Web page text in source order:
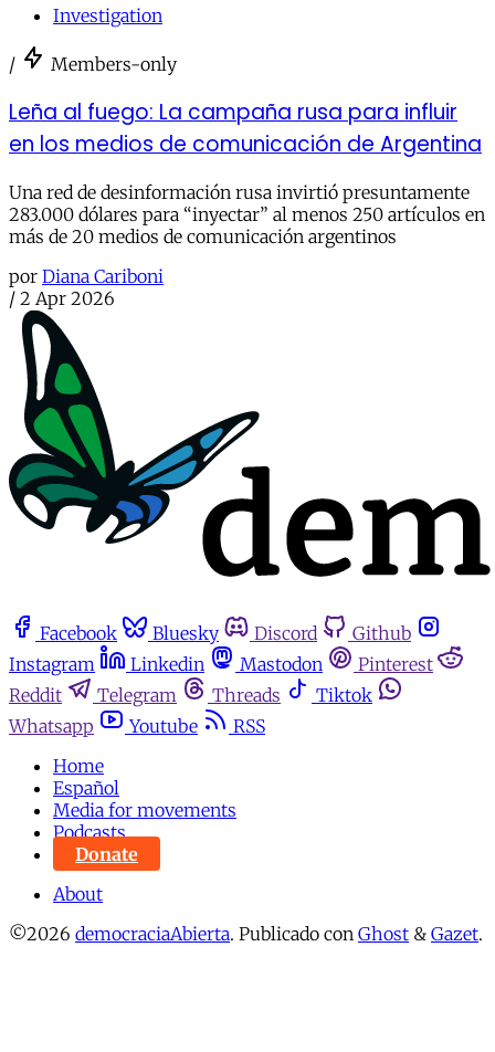
Investigation
/ Members-only
Leña al fuego: La campaña rusa para influir
en los medios de comunicación de Argentina
Una red de desinformación rusa invirtió presuntamente
283.000 dólares para “inyectar” al menos 250 artículos en
más de 20 medios de comunicación argentinos
por Diana Cariboni
/ 2 Apr 2026
Facebook Bluesky Discord
Github
Instagram
Linkedin Mastodon
Pinterest
Reddit
Telegram Threads
Tiktok
Whatsapp
Youtube
RSS
Home
Español
Media for movements
Podcasts
Donate
About
©2026 democraciaAbierta. Publicado con Ghost & Gazet.